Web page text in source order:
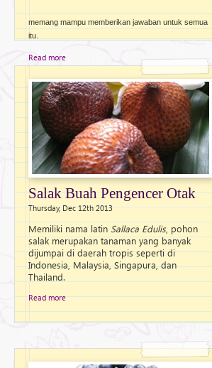
memang mampu memberikan jawaban untuk semua
itu.
Read more
Salak Buah Pengencer Otak
Thursday, Dec 12th 2013
Memiliki nama latin Sallaca Edulis , pohon
salak merupakan tanaman yang banyak
dijumpai di daerah tropis seperti di
Indonesia, Malaysia, Singapura, dan
Thailand.
Read more